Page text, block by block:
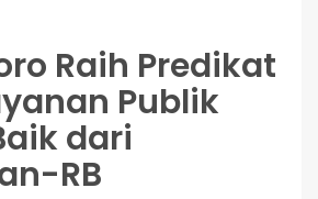
Raih Predikat
Publik
dari
RB